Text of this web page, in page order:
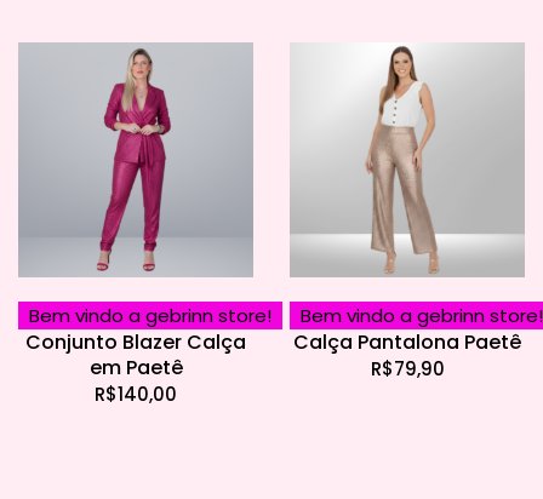
Bem vindo a gebrinn store!
Conjunto Blazer Calça
em Paetê
R$140,00
Bem vindo a gebrinn store!
Calça Pantalona Paetê
R$79,90